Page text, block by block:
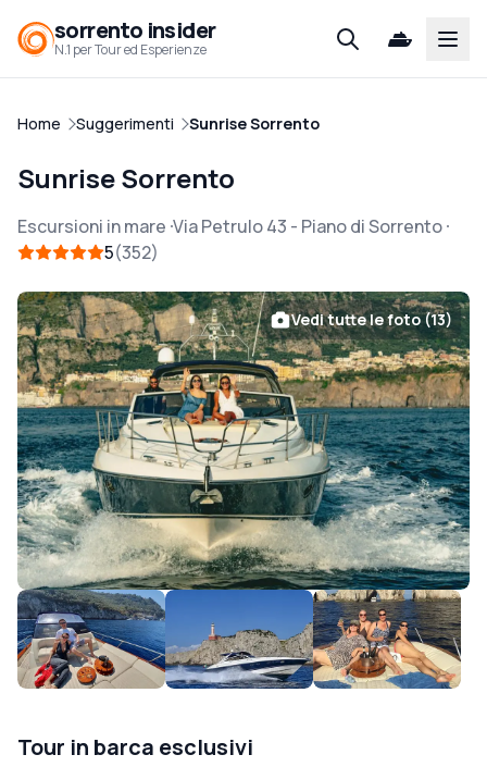
sorrento insider
N.1 per Tour ed Esperienze
Home Suggerimenti Sunrise Sorrento
Sunrise Sorrento
Escursioni in mare Via Petrulo 43 - Piano di Sorrento
5 352
Vedi tutte le foto (13)
Tour in barca esclusivi